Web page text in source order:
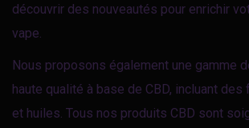
découvrir des nouveautés pour enrichir
vape.
Nous proposons également une gamme
haute qualité à base de CBD, incluant
et huiles. Tous nos produits CBD sont